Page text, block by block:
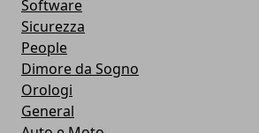
Software
Sicurezza
People
Dimore da Sogno
Orologi
General